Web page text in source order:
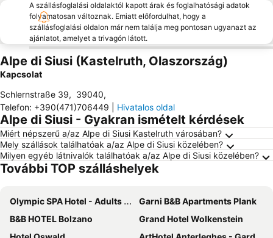
A szállásfoglalási oldalaktól kapott árak és foglalhatósági adatok
folyamatosan változnak. Emiatt előfordulhat, hogy a
szállásfoglalási oldalon már nem találja meg pontosan ugyanazt az
ajánlatot, amelyet a trivagón látott.
Alpe di Siusi (Kastelruth, Olaszország)
Kapcsolat
Schlernstraße 39, 39040,
Telefon: +390(471)706449 Hivatalos oldal
Alpe di Siusi - Gyakran ismételt kérdések
Miért népszerű a/az Alpe di Siusi Kastelruth városában?
Mely szállások találhatóak a/az Alpe di Siusi közelében?
Milyen egyéb látnivalók találhatóak a/az Alpe di Siusi közelében?
További TOP szálláshelyek
Olympic SPA Hotel - Adults Only
Garni B&B Apartments Plank
B&B HOTEL Bolzano
Grand Hotel Wolkenstein